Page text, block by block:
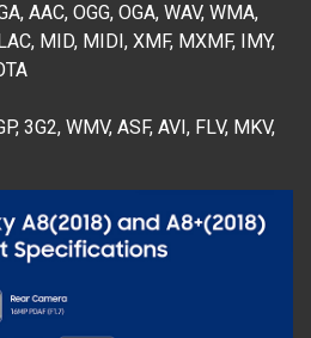
AAC, OGG, OGA, WAV, WMA,
MID, MIDI, XMF, MXMF, IMY,
3G2, WMV, ASF, AVI, FLV, MKV,